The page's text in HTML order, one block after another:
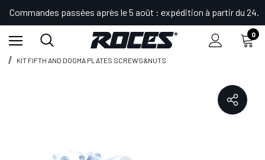
Commandes passées après le 5 août : expédition à partir du 24.
0
Accueil
Shop Accessoires
Boulons et matériel
KIT FIFTH AND DOGMA PLATES SCREWS&NUTS